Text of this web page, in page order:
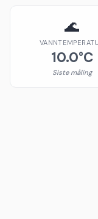
🌊
10.0°C
Siste måling